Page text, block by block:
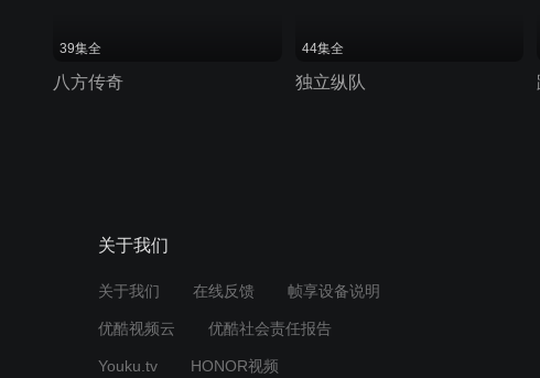
39集全
八方传奇
44集全
独立纵队
关于我们
关于我们 在线反馈 帧享设备说明
优酷视频云 优酷社会责任报告
Youku.tv HONOR视频